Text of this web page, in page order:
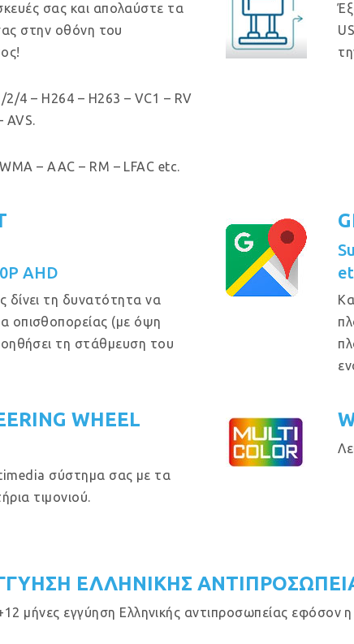
σας και απολαύστε τα
στην οθόνη του
4 – H264 – H263 – VC1 – RV
AVS.
– AAC – RM – LFAC etc.
AHD
δίνει τη δυνατότητα να
οπισθοπορείας (με όψη
τη στάθμευση του
WHEEL
σύστημα σας με τα
τιμονιού.
ΕΛΛΗΝΙΚΗΣ
μήνες εγγύηση Ελληνικής αντιπροσωπείας εφόσον η